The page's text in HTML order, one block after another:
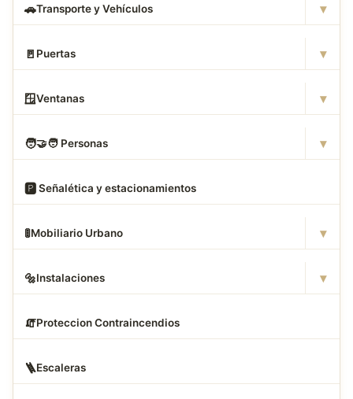
🚗Transporte y Vehículos ▾
🚪 Puertas ▾
🪟Ventanas ▾
🧑‍🤝‍🧑 Personas ▾
🅿️ Señalética y estacionamientos
🚦Mobiliario Urbano ▾
🔩Instalaciones ▾
🧯Proteccion Contraincendios
🪜Escaleras